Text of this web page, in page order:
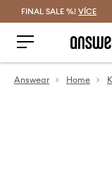
FINAL SALE %! VÍCE
Answear Home